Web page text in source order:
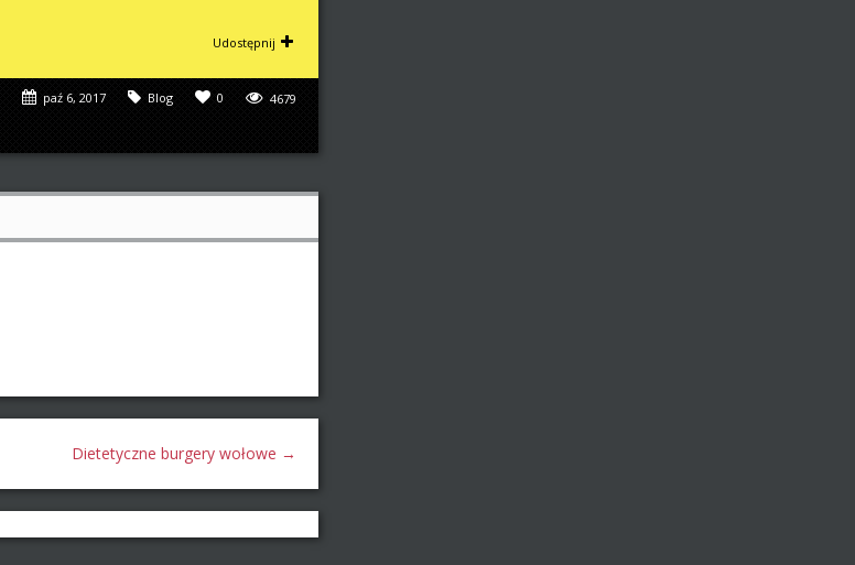
Udostępnij
4679
0
Blog
paź 6, 2017
Dietetyczne burgery wołowe →